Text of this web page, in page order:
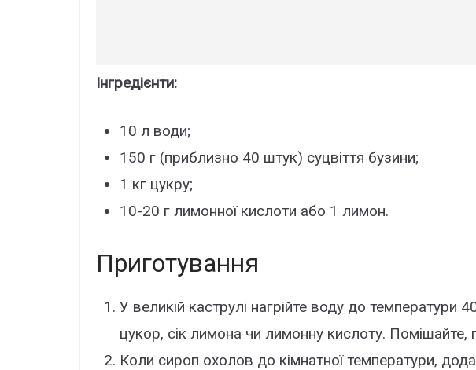
Інгредієнти:
10 л води;
150 г (приблизно 40 штук) суцвіття бузини;
1 кг цукру;
10-20 г лимонної кислоти або 1 лимон.
Приготування
У великій каструлі нагрійте воду до температури
цукор, сік лимона чи лимонну кислоту. Помішайте,
Коли сироп охолов до кімнатної температури,